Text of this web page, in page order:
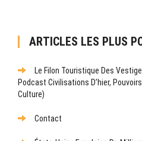
ARTICLES LES PLUS
Le Filon Touristique Des
Podcast Civilisations D’hier,
Culture)
Contact